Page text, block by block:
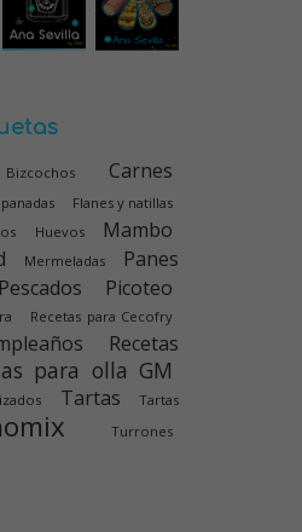
Bizcochos Carnes
Flanes y natillas
Huevos
Mambo
Mermeladas
Panes
Pescados Picoteo
Recetas para Cecofry
Recetas
para olla GM
Tartas
Tartas
Turrones